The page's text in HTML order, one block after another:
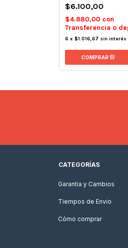
$6.100,00
$4.880,00 con
Transferencia o
6 x $1.016,67 sin interés
CATEGORÍAS
Garantia y Cambios
Tiempos de Envio
Cómo comprar